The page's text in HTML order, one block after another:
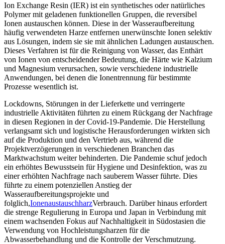
Ion Exchange Resin (IER) ist ein synthetisches oder natürliches
Polymer mit geladenen funktionellen Gruppen, die reversibel
Ionen austauschen können. Diese in der Wasseraufbereitung
häufig verwendeten Harze entfernen unerwünschte Ionen selektiv
aus Lösungen, indem sie sie mit ähnlichen Ladungen austauschen.
Dieses Verfahren ist für die Reinigung von Wasser, das Enthärt
von Ionen von entscheidender Bedeutung, die Härte wie Kalzium
und Magnesium verursachen, sowie verschiedene industrielle
Anwendungen, bei denen die Ionentrennung für bestimmte
Prozesse wesentlich ist.
Lockdowns, Störungen in der Lieferkette und verringerte
industrielle Aktivitäten führten zu einem Rückgang der Nachfrage
in diesen Regionen in der Covid-19-Pandemie. Die Herstellung
verlangsamt sich und logistische Herausforderungen wirkten sich
auf die Produktion und den Vertrieb aus, während die
Projektverzögerungen in verschiedenen Branchen das
Marktwachstum weiter behinderten. Die Pandemie schuf jedoch
ein erhöhtes Bewusstsein für Hygiene und Desinfektion, was zu
einer erhöhten Nachfrage nach sauberem Wasser führte. Dies
führte zu einem potenziellen Anstieg der
Wasseraufbereitungsprojekte und
folglich,IonenaustauschharzVerbrauch. Darüber hinaus erfordert
die strenge Regulierung in Europa und Japan in Verbindung mit
einem wachsenden Fokus auf Nachhaltigkeit in Südostasien die
Verwendung von Hochleistungsharzen für die
Abwasserbehandlung und die Kontrolle der Verschmutzung.